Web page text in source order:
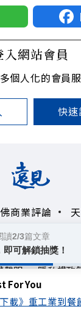
For You
載》重工業到餐
入網站會員
個人化的會員
快速
商業評論
聲明
隱私權政
讀2/3篇文章
可解鎖抽獎！